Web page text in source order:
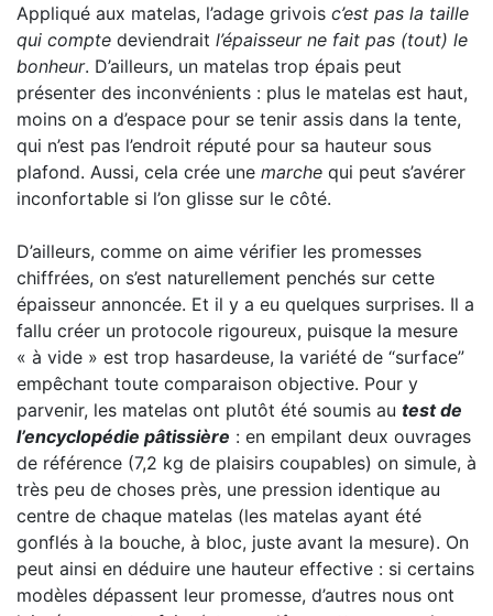
Appliqué aux matelas, l’adage grivois c’est pas la taille
qui compte deviendrait l’épaisseur ne fait pas (tout) le
bonheur. D’ailleurs, un matelas trop épais peut
présenter des inconvénients : plus le matelas est haut,
moins on a d’espace pour se tenir assis dans la tente,
qui n’est pas l’endroit réputé pour sa hauteur sous
plafond. Aussi, cela crée une marche qui peut s’avérer
inconfortable si l’on glisse sur le côté.
D’ailleurs, comme on aime vérifier les promesses
chiffrées, on s’est naturellement penchés sur cette
épaisseur annoncée. Et il y a eu quelques surprises. Il a
fallu créer un protocole rigoureux, puisque la mesure
« à vide » est trop hasardeuse, la variété de “surface”
empêchant toute comparaison objective. Pour y
parvenir, les matelas ont plutôt été soumis au test de
l’encyclopédie pâtissière : en empilant deux ouvrages
de référence (7,2 kg de plaisirs coupables) on simule, à
très peu de choses près, une pression identique au
centre de chaque matelas (les matelas ayant été
gonflés à la bouche, à bloc, juste avant la mesure). On
peut ainsi en déduire une hauteur effective : si certains
modèles dépassent leur promesse, d’autres nous ont